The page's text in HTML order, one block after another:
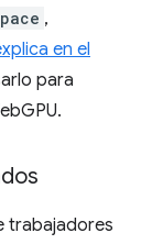
,
en el
para
trabajadores